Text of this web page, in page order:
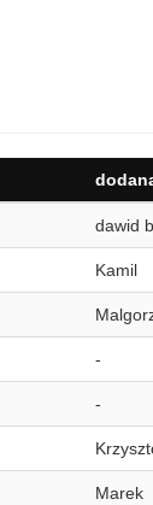
dawid
Kamil
-
-
Marek